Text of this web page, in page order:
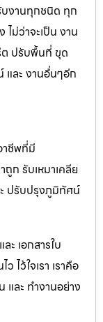
บงานทุกชนิด ทุก
ไม่ว่าจะเป็น งาน
ต ปรับพื้นที่ ขุด
และ งานอื่นๆอีก
าชีพที่มี
ก รับเหมาเคลีย
ปรับปรุงภูมิทัศน์
ะ เอกสารใบ
ไว้ใจเรา เราคือ
ละ ทำงานอย่าง